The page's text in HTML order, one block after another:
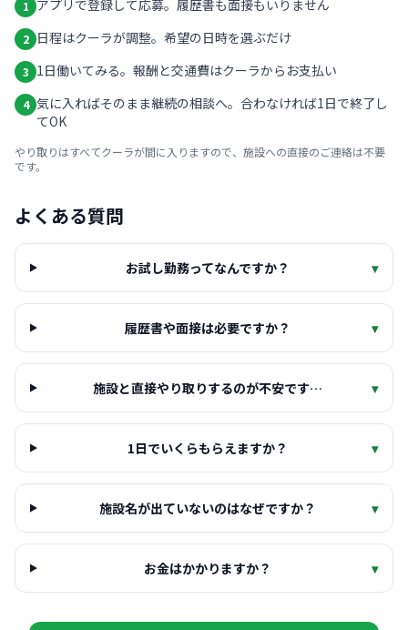
1 アプリで登録して応募。履歴書も面接もいりません
2 日程はクーラが調整。希望の日時を選ぶだけ
3 1日働いてみる。報酬と交通費はクーラからお支払い
4 気に入ればそのまま継続の相談へ。合わなければ1日で終了し
てOK
やり取りはすべてクーラが間に入りますので、施設への直接のご連絡は不要
です。
よくある質問
お試し勤務ってなんですか？ ▾
履歴書や面接は必要ですか？ ▾
施設と直接やり取りするのが不安です… ▾
1日でいくらもらえますか？ ▾
施設名が出ていないのはなぜですか？ ▾
お金はかかりますか？ ▾